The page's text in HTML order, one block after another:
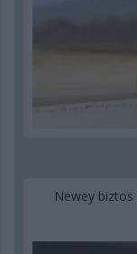
Newey